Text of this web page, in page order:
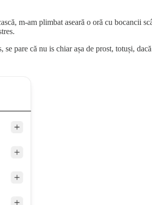
m-am plimbat aseară o oră cu bocancii
pare că nu is chiar așa de prost, totuși,